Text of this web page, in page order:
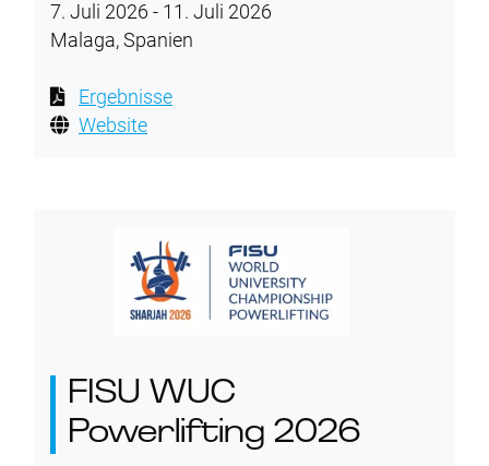
7. Juli 2026 - 11. Juli 2026
Malaga, Spanien
Ergebnisse
Website
FISU WUC
Powerlifting 2026